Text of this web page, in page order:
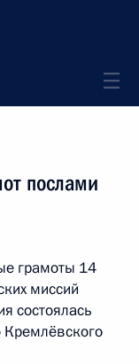
послами
грамоты 14
миссий
состоялась